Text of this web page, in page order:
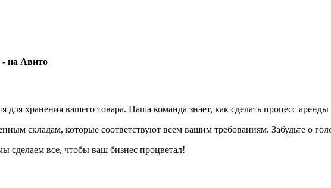
на Авито
хранения вашего товара. Наша команда знает, как сделать процесс
складам, которые соответствуют всем вашим требованиям. Забудьте о
все, чтобы ваш бизнес процветал!